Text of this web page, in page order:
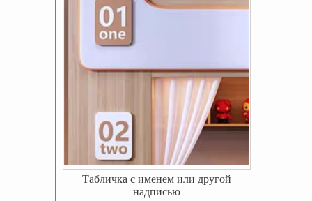
Табличка с именем или другой
надписью